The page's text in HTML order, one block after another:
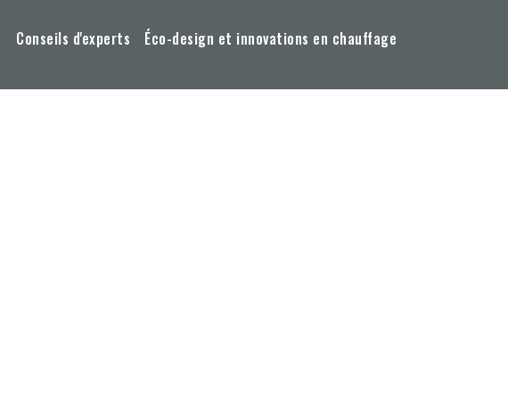
Conseils d'experts Éco-design et innovations en chauffage